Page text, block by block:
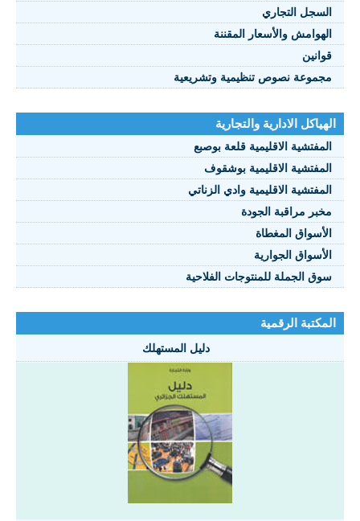
السجل التجاري
الهوامش والأسعار المقننة
قوانين
مجموعة نصوص تنظيمية وتشريعية
الهياكل الادارية والتجارية
المفتشية الاقليمية قلعة بوصبع
المفتشية الاقليمية بوشقوف
المفتشية الاقليمية وادي الزناتي
مخبر مراقبة الجودة
الأسواق المغطاة
الأسواق الجوارية
سوق الجملة للمنتوجات الفلاحية
المكتبة الرقمية
دليل المستهلك